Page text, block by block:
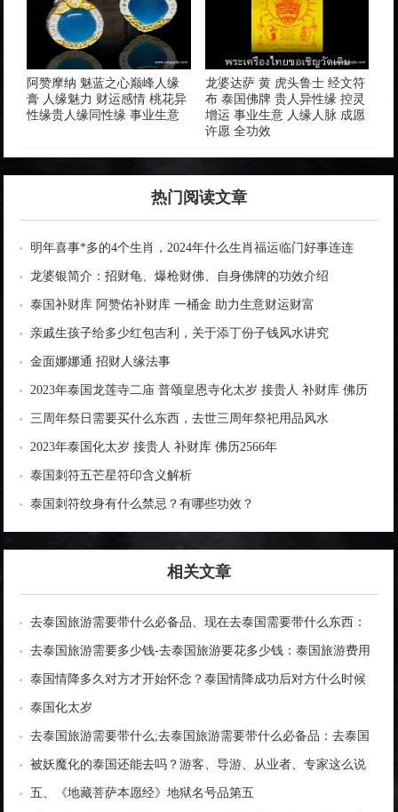
阿赞摩纳 魅蓝之心巅峰人缘
膏 人缘魅力 财运感情 桃花异
性缘贵人缘同性缘 事业生意
龙婆达萨 黄 虎头鲁士 经文符
布 泰国佛牌 贵人异性缘 控灵
增运 事业生意 人缘人脉 成愿
许愿 全功效
热门阅读文章
明年喜事*多的4个生肖，2024年什么生肖福运临门好事连连
龙婆银简介：招财龟、爆枪财佛、自身佛牌的功效介绍
泰国补财库 阿赞佑补财库 一桶金 助力生意财运财富
亲戚生孩子给多少红包吉利，关于添丁份子钱风水讲究
金面娜娜通 招财人缘法事
2023年泰国龙莲寺二庙 普颂皇恩寺化太岁 接贵人 补财库 佛历
2566年
三周年祭日需要买什么东西，去世三周年祭祀用品风水
2023年泰国化太岁 接贵人 补财库 佛历2566年
泰国刺符五芒星符印含义解析
泰国刺符纹身有什么禁忌？有哪些功效？
相关文章
去泰国旅游需要带什么必备品、现在去泰国需要带什么东西：
泰国旅游必备品清单
去泰国旅游需要多少钱-去泰国旅游要花多少钱：泰国旅游费用
参考
泰国情降多久对方才开始怀念？泰国情降成功后对方什么时候
找你？
泰国化太岁
去泰国旅游需要带什么;去泰国旅游需要带什么必备品：去泰国
旅游必备清单
被妖魔化的泰国还能去吗？游客、导游、从业者、专家这么说
五、《地藏菩萨本愿经》地狱名号品第五